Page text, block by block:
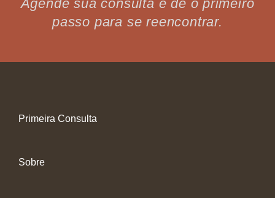
Agende sua consulta e dê o primeiro
passo para se reencontrar.
Primeira Consulta
Sobre